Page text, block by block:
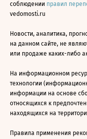
соблюдении правил
vedomosti.ru
Новости, аналитика,
на данном сайте, не
или продаже каких-либо
На информационном
технологии
информации на основе
относящихся к
находящихся на
Правила применения